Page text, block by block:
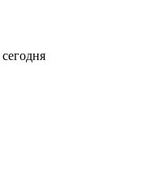
сегодня